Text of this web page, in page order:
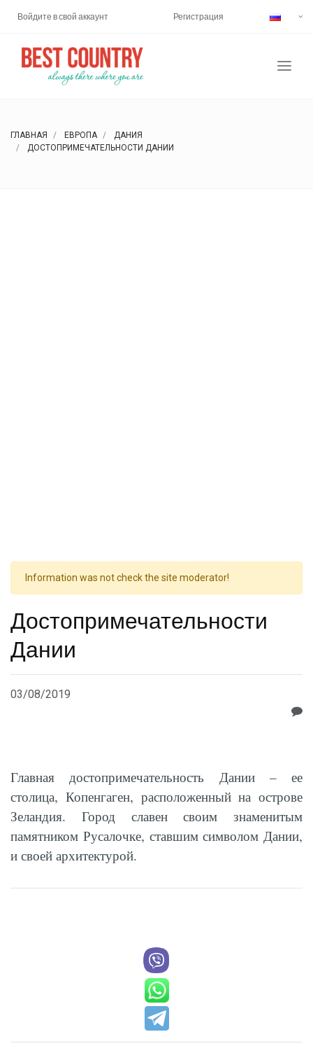
Войдите в свой аккаунт Регистрация
ГЛАВНАЯ ЕВРОПА
ДАНИЯ
ДОСТОПРИМЕЧАТЕЛЬНОСТИ ДАНИИ
Information was not check the site moderator!
Достопримечательности
Дании
03/08/2019
Главная достопримечательность Дании – ее
столица, Копенгаген, расположенный на острове
Зеландия. Город славен своим знаменитым
памятником Русалочке, ставшим символом Дании,
и своей архитектурой.